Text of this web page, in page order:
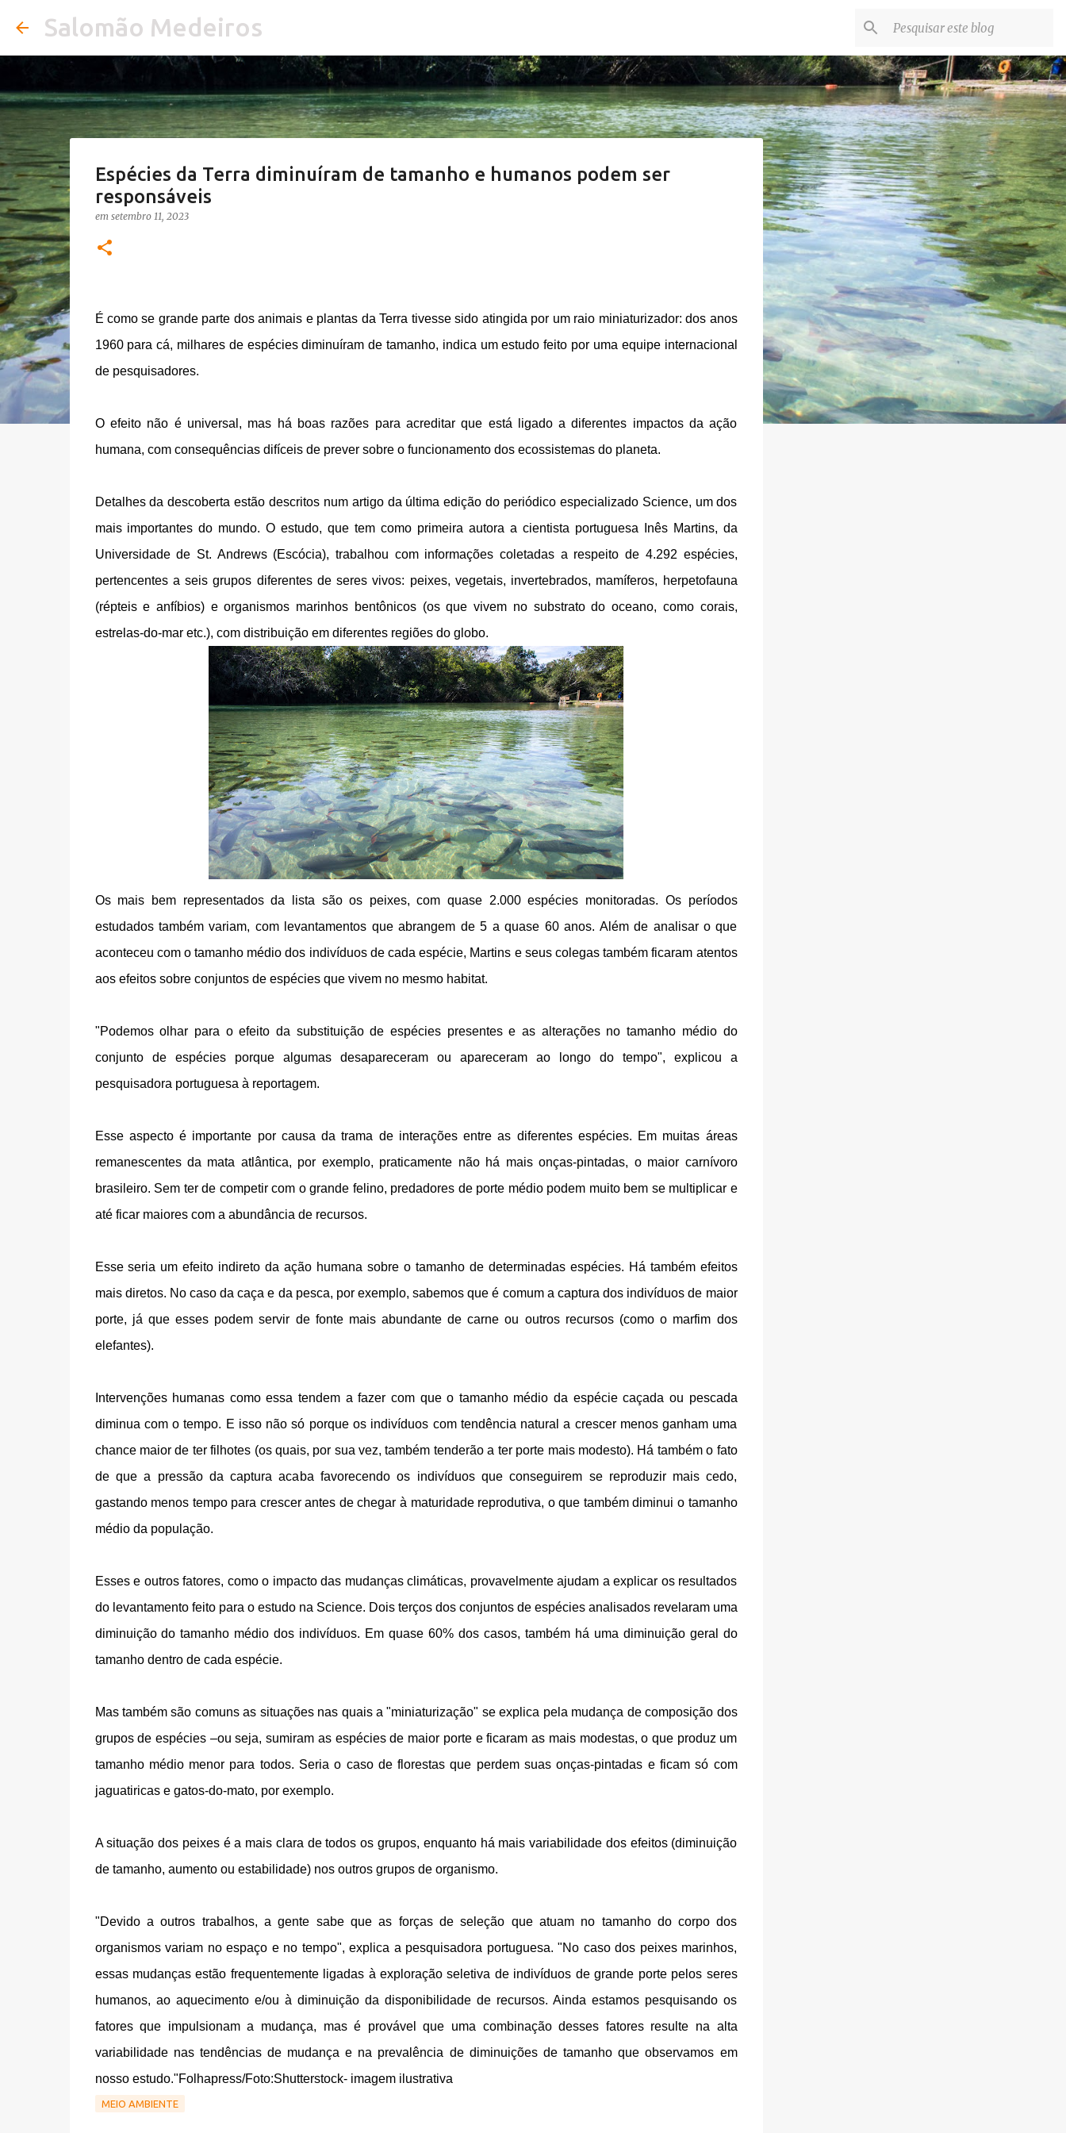
Salomão Medeiros
Espécies da Terra diminuíram de tamanho e humanos podem ser
responsáveis
em setembro 11, 2023
É como se grande parte dos animais e plantas da Terra tivesse sido atingida por um raio miniaturizador: dos anos
1960 para cá, milhares de espécies diminuíram de tamanho, indica um estudo feito por uma equipe internacional
de pesquisadores.
O efeito não é universal, mas há boas razões para acreditar que está ligado a diferentes impactos da ação
humana, com consequências difíceis de prever sobre o funcionamento dos ecossistemas do planeta.
Detalhes da descoberta estão descritos num artigo da última edição do periódico especializado Science, um dos
mais importantes do mundo. O estudo, que tem como primeira autora a cientista portuguesa Inês Martins, da
Universidade de St. Andrews (Escócia), trabalhou com informações coletadas a respeito de 4.292 espécies,
pertencentes a seis grupos diferentes de seres vivos: peixes, vegetais, invertebrados, mamíferos, herpetofauna
(répteis e anfíbios) e organismos marinhos bentônicos (os que vivem no substrato do oceano, como corais,
estrelas-do-mar etc.), com distribuição em diferentes regiões do globo.
Os mais bem representados da lista são os peixes, com quase 2.000 espécies monitoradas. Os períodos
estudados também variam, com levantamentos que abrangem de 5 a quase 60 anos. Além de analisar o que
aconteceu com o tamanho médio dos indivíduos de cada espécie, Martins e seus colegas também ficaram atentos
aos efeitos sobre conjuntos de espécies que vivem no mesmo habitat.
"Podemos olhar para o efeito da substituição de espécies presentes e as alterações no tamanho médio do
conjunto de espécies porque algumas desapareceram ou apareceram ao longo do tempo", explicou a
pesquisadora portuguesa à reportagem.
Esse aspecto é importante por causa da trama de interações entre as diferentes espécies. Em muitas áreas
remanescentes da mata atlântica, por exemplo, praticamente não há mais onças-pintadas, o maior carnívoro
brasileiro. Sem ter de competir com o grande felino, predadores de porte médio podem muito bem se multiplicar e
até ficar maiores com a abundância de recursos.
Esse seria um efeito indireto da ação humana sobre o tamanho de determinadas espécies. Há também efeitos
mais diretos. No caso da caça e da pesca, por exemplo, sabemos que é comum a captura dos indivíduos de maior
porte, já que esses podem servir de fonte mais abundante de carne ou outros recursos (como o marfim dos
elefantes).
Intervenções humanas como essa tendem a fazer com que o tamanho médio da espécie caçada ou pescada
diminua com o tempo. E isso não só porque os indivíduos com tendência natural a crescer menos ganham uma
chance maior de ter filhotes (os quais, por sua vez, também tenderão a ter porte mais modesto). Há também o fato
de que a pressão da captura acaba favorecendo os indivíduos que conseguirem se reproduzir mais cedo,
gastando menos tempo para crescer antes de chegar à maturidade reprodutiva, o que também diminui o tamanho
médio da população.
Esses e outros fatores, como o impacto das mudanças climáticas, provavelmente ajudam a explicar os resultados
do levantamento feito para o estudo na Science. Dois terços dos conjuntos de espécies analisados revelaram uma
diminuição do tamanho médio dos indivíduos. Em quase 60% dos casos, também há uma diminuição geral do
tamanho dentro de cada espécie.
Mas também são comuns as situações nas quais a "miniaturização" se explica pela mudança de composição dos
grupos de espécies –ou seja, sumiram as espécies de maior porte e ficaram as mais modestas, o que produz um
tamanho médio menor para todos. Seria o caso de florestas que perdem suas onças-pintadas e ficam só com
jaguatiricas e gatos-do-mato, por exemplo.
A situação dos peixes é a mais clara de todos os grupos, enquanto há mais variabilidade dos efeitos (diminuição
de tamanho, aumento ou estabilidade) nos outros grupos de organismo.
"Devido a outros trabalhos, a gente sabe que as forças de seleção que atuam no tamanho do corpo dos
organismos variam no espaço e no tempo", explica a pesquisadora portuguesa. "No caso dos peixes marinhos,
essas mudanças estão frequentemente ligadas à exploração seletiva de indivíduos de grande porte pelos seres
humanos, ao aquecimento e/ou à diminuição da disponibilidade de recursos. Ainda estamos pesquisando os
fatores que impulsionam a mudança, mas é provável que uma combinação desses fatores resulte na alta
variabilidade nas tendências de mudança e na prevalência de diminuições de tamanho que observamos em
nosso estudo."Folhapress/Foto:Shutterstock- imagem ilustrativa
MEIO AMBIENTE